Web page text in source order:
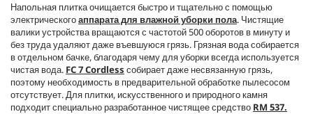
Напольная плитка очищается быстро и тщательно с помощью
электрическогоаппарата для влажной уборки пола. Чистящие
валики устройства вращаются с частотой 500 оборотов в минуту и
без труда удаляют даже въевшуюся грязь. Грязная вода собирается
в отдельном бачке, благодаря чему для уборки всегда используется
чистая вода. FC 7 Cordless собирает даже несвязанную грязь,
поэтому необходимость в предварительной обработке пылесосом
отсутствует. Для плитки, искусственного и природного камня
подходит специально разработанное чистящее средство RM 537.